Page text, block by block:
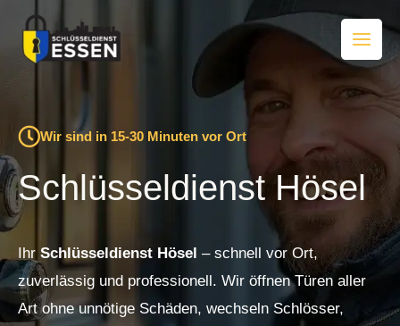
Inhalt
springen
Wir sind in 15-30 Minuten vor Ort
Schlüsseldienst Hösel
Ihr Schlüsseldienst Hösel – schnell vor Ort,
zuverlässig und professionell. Wir öffnen Türen aller
Art ohne unnötige Schäden, wechseln Schlösser,